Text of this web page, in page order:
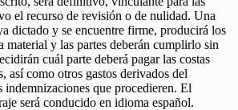
el recurso de revisión o de nulidad. Una
dictado y se encuentre firme, producirá los
material y las partes deberán cumplirlo sin
cuál parte deberá pagar las costas
así como otros gastos derivados del
indemnizaciones que procedieren. El
será conducido en idioma español.